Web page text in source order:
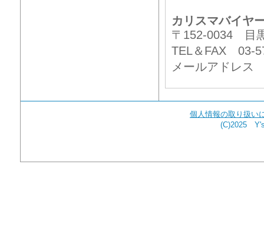
カリスマバイヤ
〒152-0034 目
TEL＆FAX 03-
メールアドレ
個人情報の取り扱い
(C)2025